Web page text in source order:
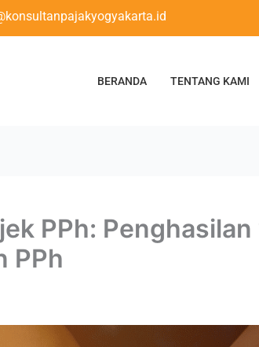
BERANDA TENTANG KAMI
PPh:
PPh